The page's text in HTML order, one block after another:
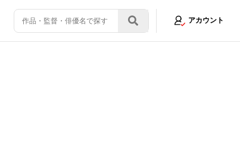
アカウント